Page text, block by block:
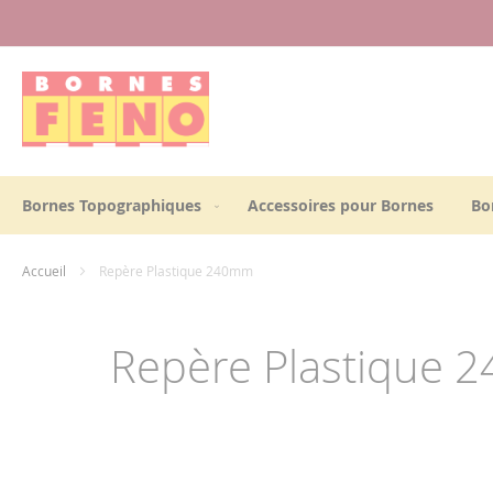
au
Bornes Topographiques Accessoires pour Bornes
Accueil Repère Plastique 240mm
Repère Plastique